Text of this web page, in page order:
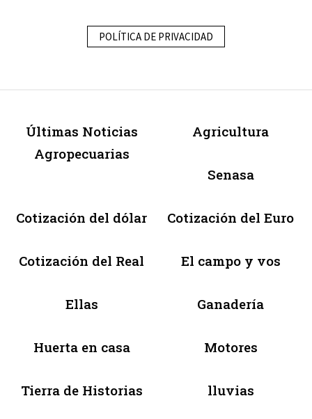
POLÍTICA DE PRIVACIDAD
Últimas Noticias
Agropecuarias
Agricultura
Senasa
Cotización del dólar Cotización del Euro
Cotización del Real El campo y vos
Ellas Ganadería
Huerta en casa Motores
Tierra de Historias lluvias